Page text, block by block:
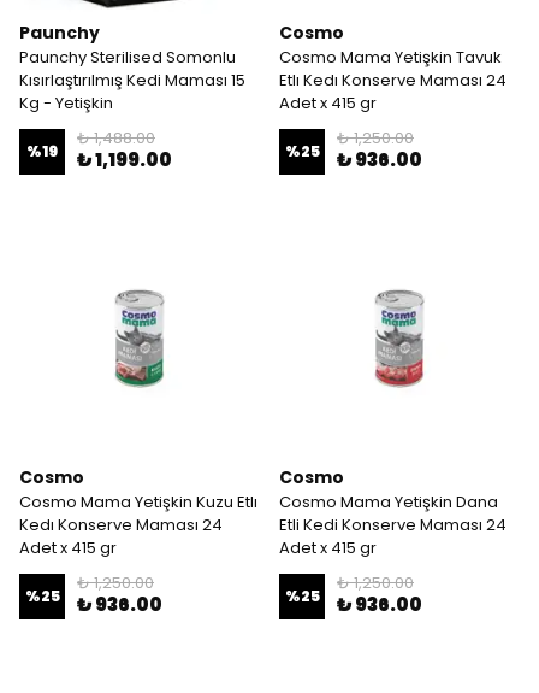
Paunchy
Paunchy Sterilised Somonlu
Kısırlaştırılmış Kedi Maması 15
Kg - Yetişkin
%19
₺ 1,488.00
₺ 1,199.00
Cosmo
Cosmo Mama Yetişkin Tavuk
Etlı Kedı Konserve Maması 24
Adet x 415 gr
%25
₺ 1,250.00
₺ 936.00
Cosmo
Cosmo Mama Yetişkin Kuzu Etlı
Kedı Konserve Maması 24
Adet x 415 gr
%25
₺ 1,250.00
₺ 936.00
Cosmo
Cosmo Mama Yetişkin Dana
Etli Kedi Konserve Maması 24
Adet x 415 gr
%25
₺ 1,250.00
₺ 936.00